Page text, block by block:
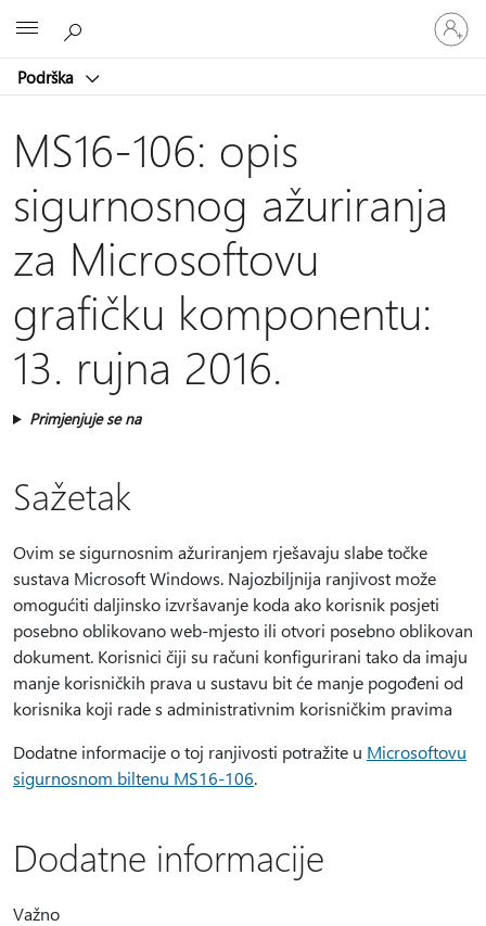
Podrška
Prijavite
se
u
račun
MS16-106: opis
sigurnosnog ažuriranja
za Microsoftovu
grafičku komponentu:
13. rujna 2016.
Primjenjuje se na
Sažetak
Ovim se sigurnosnim ažuriranjem rješavaju slabe točke
sustava Microsoft Windows. Najozbiljnija ranjivost može
omogućiti daljinsko izvršavanje koda ako korisnik posjeti
posebno oblikovano web-mjesto ili otvori posebno oblikovan
dokument. Korisnici čiji su računi konfigurirani tako da imaju
manje korisničkih prava u sustavu bit će manje pogođeni od
korisnika koji rade s administrativnim korisničkim pravima
Dodatne informacije o toj ranjivosti potražite u Microsoftovu
sigurnosnom biltenu MS16-106.
Dodatne informacije
Važno